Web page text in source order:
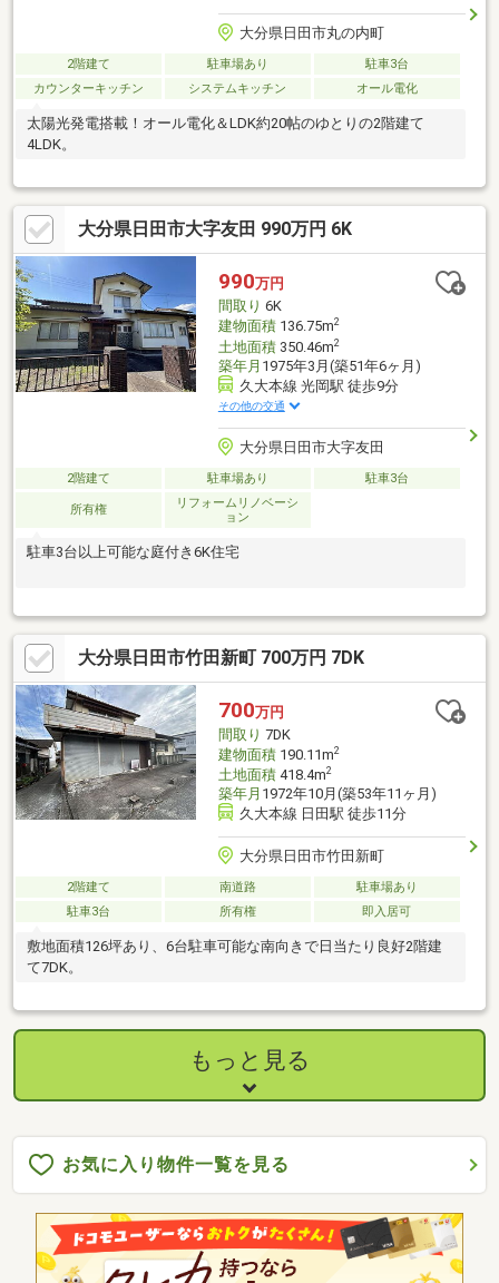
大分県日田市丸の内町
2階建て 駐車場あり
駐車3台
カウンターキッチン
システムキッチン オール電化
太陽光発電搭載！オール電化＆LDK約20帖のゆとりの2階建て
4LDK。
大分県日田市大字友田 990万円 6K
990万円
間取り 6K
建物面積136.75m2
土地面積350.46m2
築年月 1975年3月(築51年6ヶ月)
久大本線 光岡駅 徒歩9分
その他の交通
大分県日田市大字友田
2階建て 駐車場あり 駐車3台
所有権
リフォームリノベーシ
ョン
駐車3台以上可能な庭付き6K住宅
大分県日田市竹田新町 700万円 7DK
700万円
間取り 7DK
建物面積190.11m2
土地面積418.4m2
築年月 1972年10月(築53年11ヶ月)
久大本線 日田駅 徒歩11分
大分県日田市竹田新町
2階建て 南道路
駐車場あり
駐車3台
所有権 即入居可
敷地面積126坪あり、6台駐車可能な南向きで日当たり良好2階建
て7DK。
もっと見る
お気に入り物件一覧を見る